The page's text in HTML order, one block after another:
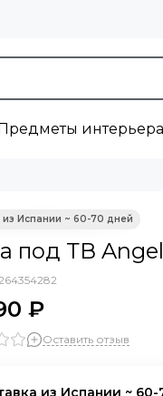
интерьера
под ТВ
₽
Оставить отзыв
из Испании ~